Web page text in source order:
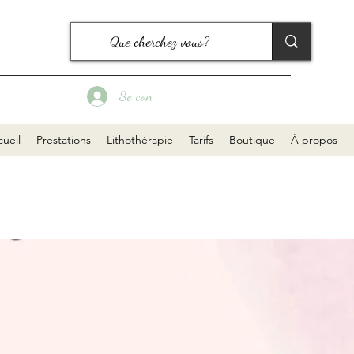
Prestations Lithothérapie Tarifs Boutique À propos
Se connecter